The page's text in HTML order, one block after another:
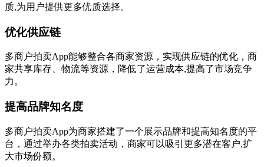
质,为用户提供更多优质选择。
优化供应链
多商户拍卖App能够整合各商家资源，实现供应链的优化，商
家共享库存、物流等资源，降低了运营成本,提高了市场竞争
力。
提高品牌知名度
多商户拍卖App为商家搭建了一个展示品牌和提高知名度的平
台，通过举办各类拍卖活动，商家可以吸引更多潜在客户,扩
大市场份额。